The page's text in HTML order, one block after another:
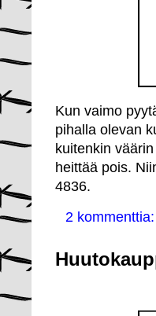
Kun vaimo
pihalla olevan
kuitenkin
heittää pois.
4836.
2 kommenttia: